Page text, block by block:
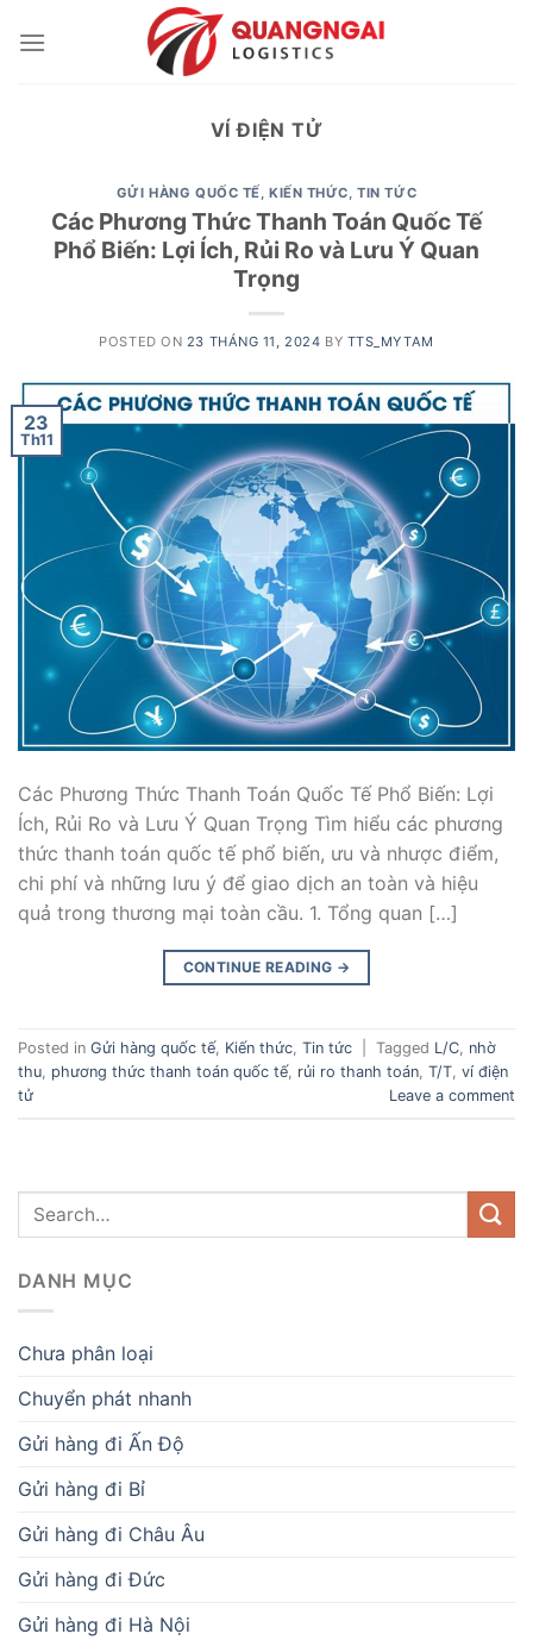
VÍ ĐIỆN TỬ
GỬI HÀNG QUỐC TẾ, KIẾN THỨC,TIN TỨC
Các Phương Thức Thanh Toán Quốc Tế
Phổ Biến: Lợi Ích, Rủi Ro và Lưu Ý Quan
Trọng
POSTED ON 23 THÁNG 11, 2024 BY TTS_MYTAM
23
Th11
Các Phương Thức Thanh Toán Quốc Tế Phổ Biến: Lợi
Ích, Rủi Ro và Lưu Ý Quan Trọng Tìm hiểu các phương
thức thanh toán quốc tế phổ biến, ưu và nhược điểm,
chi phí và những lưu ý để giao dịch an toàn và hiệu
quả trong thương mại toàn cầu. 1. Tổng quan […]
CONTINUE READING →
Posted in Gửi hàng quốc tế, Kiến thức, Tin tức Tagged L/C, nhờ
thu, phương thức thanh toán quốc tế, rủi ro thanh toán, T/T, ví điện
tử
Leave a comment
DANH MỤC
Chưa phân loại
Chuyển phát nhanh
Gửi hàng đi Ấn Độ
Gửi hàng đi Bỉ
Gửi hàng đi Châu Âu
Gửi hàng đi Đức
Gửi hàng đi Hà Nội